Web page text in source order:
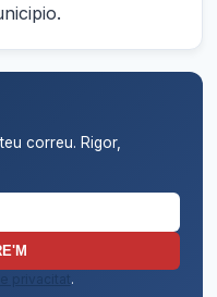
correu. Rigor,
privacitat.